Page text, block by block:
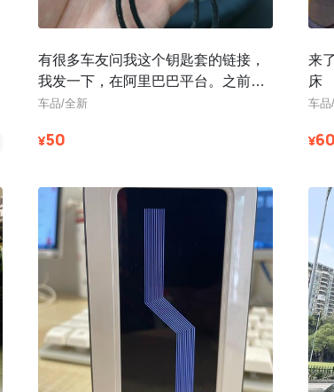
有很多车友问我这个钥匙套的链接，
我发一下，在阿里巴巴平台。之前众
筹过，现在还有部分款式，选代发可
车品/全新
¥50
来
床
车品
¥